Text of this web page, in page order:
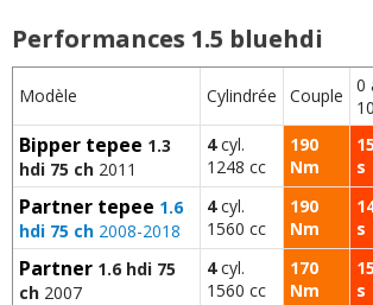
Performances 1.5 bluehdi
Modèle Cylindrée Couple
0
Bipper tepee 1.3
hdi 75 ch 2011
4cyl.
1248 cc
190
Nm
s
Partner tepee 1.6
hdi 75 ch 2008-2018
4cyl.
1560 cc
190
Nm
s
Partner 1.6 hdi 75
ch 2007
4cyl.
1560 cc
170
Nm
s